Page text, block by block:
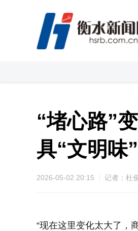
“堵心路”
具“文明味”
2026-05-02 20:15 记者：杜
“现在这里变化太大了，